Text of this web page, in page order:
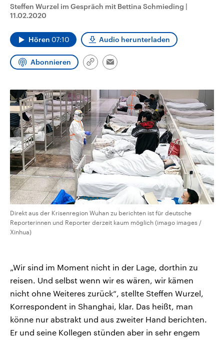
Wahl.
Audio-Archiv
Steffen Wurzel im Gespräch mit Bettina Schmieding |
11.02.2020
Hören 07:10 Audio herunterladen
Abonnieren
Link
Email
Direkt aus der Krisenregion Wuhan zu berichten ist für deutsche
Reporterinnen und Reporter derzeit kaum möglich (imago images /
Xinhua)
„Wir sind im Moment nicht in der Lage, dorthin zu
reisen. Und selbst wenn wir es wären, wir kämen
nicht ohne Weiteres zurück“, stellte Steffen Wurzel,
Korrespondent in Shanghai, klar. Das heißt, man
könne nur abstrakt und aus zweiter Hand berichten.
Er und seine Kollegen stünden aber in sehr engem